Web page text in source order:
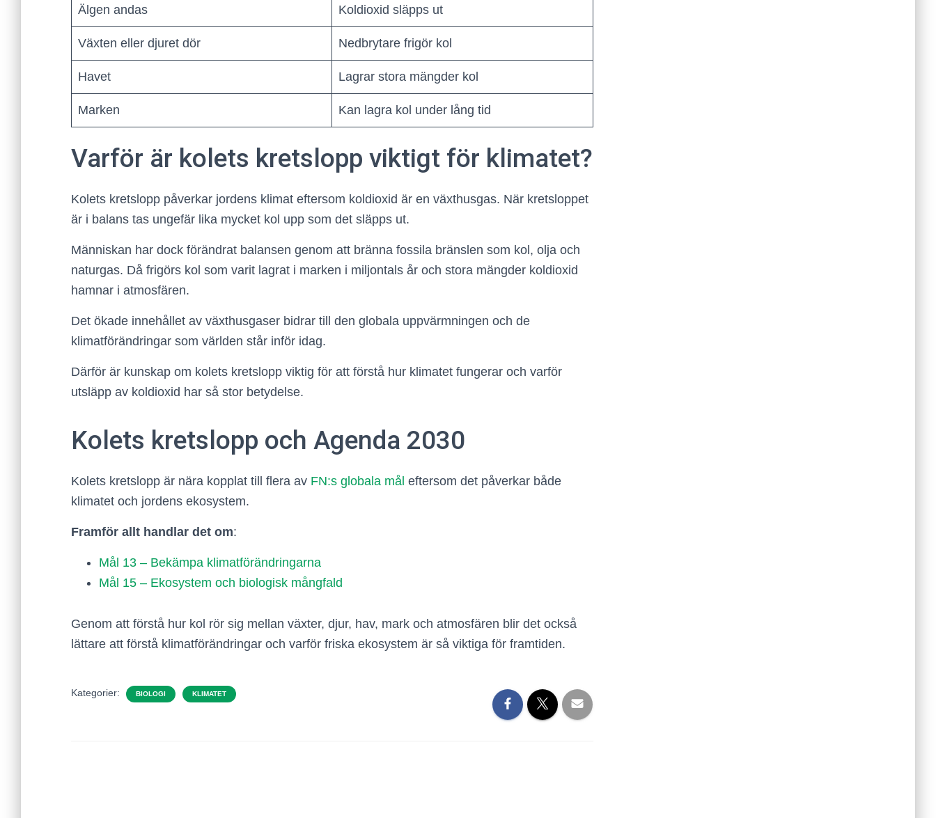
Älgen andas Koldioxid släpps ut
Växten eller djuret dör Nedbrytare frigör kol
Havet Lagrar stora mängder kol
Marken Kan lagra kol under lång tid
Varför är kolets kretslopp viktigt för klimatet?
Kolets kretslopp påverkar jordens klimat eftersom koldioxid är en växthusgas. När kretsloppet
är i balans tas ungefär lika mycket kol upp som det släpps ut.
Människan har dock förändrat balansen genom att bränna fossila bränslen som kol, olja och
naturgas. Då frigörs kol som varit lagrat i marken i miljontals år och stora mängder koldioxid
hamnar i atmosfären.
Det ökade innehållet av växthusgaser bidrar till den globala uppvärmningen och de
klimatförändringar som världen står inför idag.
Därför är kunskap om kolets kretslopp viktig för att förstå hur klimatet fungerar och varför
utsläpp av koldioxid har så stor betydelse.
Kolets kretslopp och Agenda 2030
Kolets kretslopp är nära kopplat till flera av FN:s globala mål eftersom det påverkar både
klimatet och jordens ekosystem.
Framför allt handlar det om:
Mål 13 – Bekämpa klimatförändringarna
Mål 15 – Ekosystem och biologisk mångfald
Genom att förstå hur kol rör sig mellan växter, djur, hav, mark och atmosfären blir det också
lättare att förstå klimatförändringar och varför friska ekosystem är så viktiga för framtiden.
Kategorier: BIOLOGI KLIMATET